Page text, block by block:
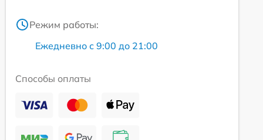
Режим работы:
Ежедневно с 9:00 до 21:00
Способы оплаты